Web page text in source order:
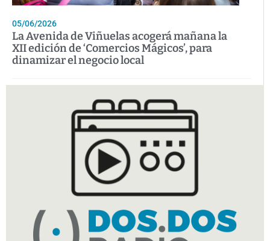
05/06/2026
La Avenida de Viñuelas acogerá mañana la
XII edición de ‘Comercios Mágicos’, para
dinamizar el negocio local